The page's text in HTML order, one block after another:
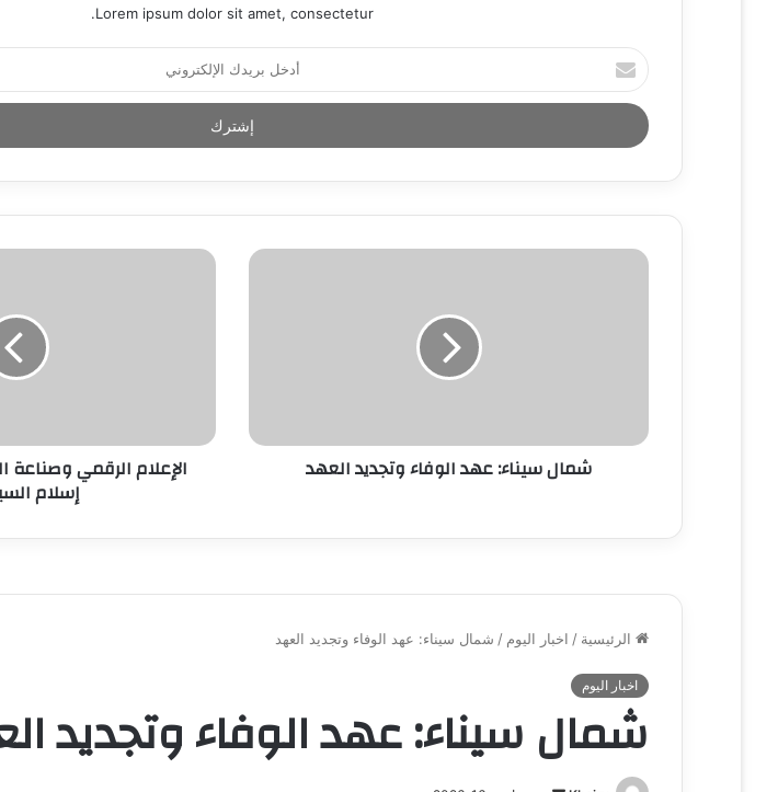
Lorem ipsum dolor sit amet, consectetur.
أ
د
خ
ل
د
ا
شمال سيناء: عهد الوفاء وتجديد العهد الإعلام الرقمي وصناعة
إسلام